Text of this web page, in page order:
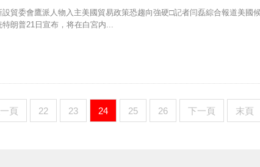
設貿委會鷹派人物入主美國貿易政策恐趨向強硬□記者闫磊綜合報道美國候
朗普21日宣布，将在白宮内...
一頁 22 23 24 25 26 下一頁 末頁